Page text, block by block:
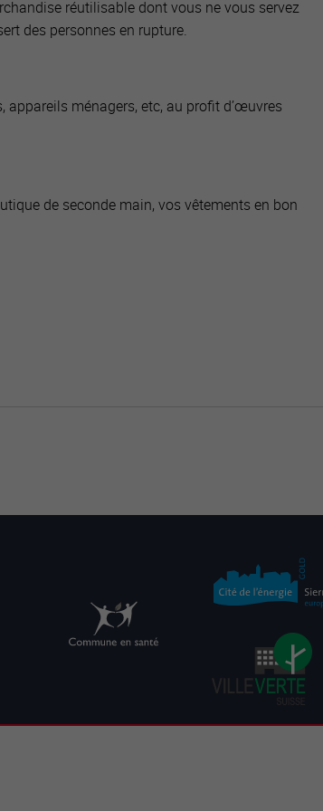
réutilisable dont vous ne vous servez
des personnes en rupture.
appareils ménagers, etc, au profit d’œuvres
de seconde main, vos vêtements en bon